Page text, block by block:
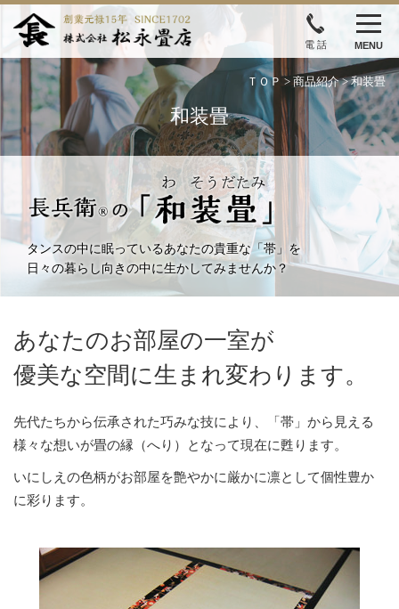
MENU
電 話
ＴＯＰ > 商品紹介> 和装畳
和装畳
タンスの中に眠っているあなたの貴重な「帯」を
日々の暮らし向きの中に生かしてみませんか？
あなたのお部屋の一室が
優美な空間に生まれ変わります。
先代たちから伝承された巧みな技により、「帯」から見える
様々な想いが畳の縁（へり）となって現在に甦ります。
いにしえの色柄がお部屋を艶やかに厳かに凛として個性豊か
に彩ります。